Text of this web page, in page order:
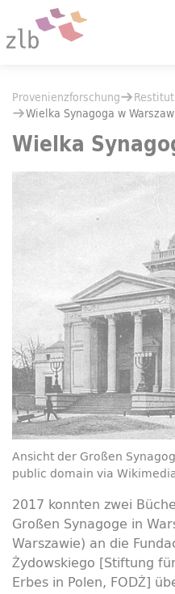
Zum Hauptinhalt springen
Zur Suche springen
Restitutionen
Wielka Synagoga w Warszawie
Sie befinden sich hier:
Provenienzforschung
Wielka Synagoga w
Wielka
Ansicht der Großen
public domain via
2017 konnten zwei
Großen Synagoge in
Warszawie) an die
Żydowskiego [Stiftung
Erbes in Polen, FODŻ]